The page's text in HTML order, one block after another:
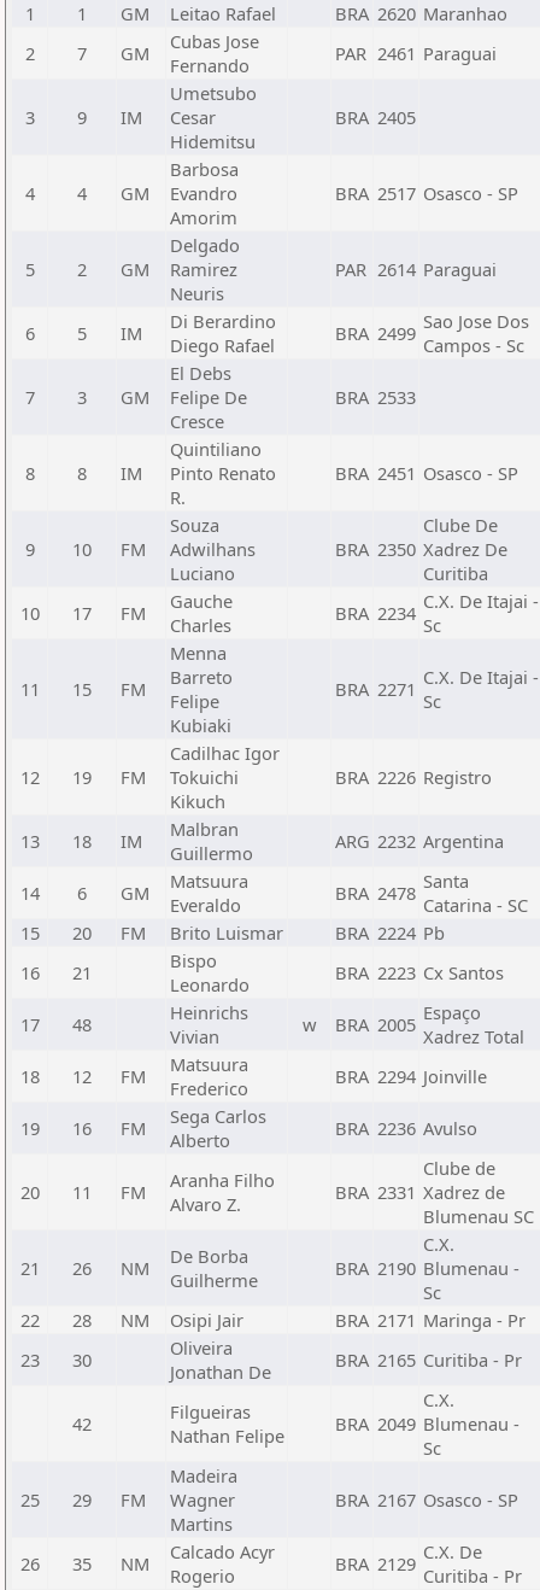
1
1 GM Leitao Rafael BRA 2620 Maranhao
2
7 GM
Cubas Jose
Fernando
PAR 2461 Paraguai
3 9 IM
Umetsubo
Cesar
Hidemitsu
BRA 2405
4 4 GM
Barbosa
Evandro
Amorim
BRA 2517 Osasco - SP
5 2 GM
Delgado
Ramirez
Neuris
PAR 2614 Paraguai
6 5 IM
Di Berardino
Diego Rafael
BRA 2499 Sao Jose Dos
Campos - Sc
7 3 GM
El Debs
Felipe De
Cresce
BRA 2533
8 8 IM
Quintiliano
Pinto Renato
R.
BRA 2451 Osasco - SP
9 10 FM
Souza
Adwilhans
Luciano
BRA 2350
Clube De
Xadrez De
Curitiba
10
17 FM
Gauche
Charles
BRA 2234 C.X. De Itajai -
Sc
11 15 FM
Menna
Barreto
Felipe
Kubiaki
BRA 2271 C.X. De Itajai -
Sc
12 19 FM
Cadilhac Igor
Tokuichi
Kikuch
BRA 2226 Registro
13 18 IM
Malbran
Guillermo
ARG 2232 Argentina
14 6 GM
Matsuura
Everaldo
BRA 2478 Santa
Catarina - SC
15
20 FM Brito Luismar BRA 2224 Pb
16
21
Bispo
Leonardo
BRA 2223 Cx Santos
17 48
Heinrichs
Vivian
w BRA 2005 Espaço
Xadrez Total
18
12 FM
Matsuura
Frederico
BRA 2294 Joinville
19 16 FM
Sega Carlos
Alberto
BRA 2236 Avulso
20 11 FM
Aranha Filho
Alvaro Z.
BRA 2331
Clube de
Xadrez de
Blumenau SC
21 26 NM
De Borba
Guilherme
BRA 2190
C.X.
Blumenau -
Sc
22
28 NM Osipi Jair BRA 2171 Maringa - Pr
23
30
Oliveira
Jonathan De
BRA 2165 Curitiba - Pr
42
Filgueiras
Nathan Felipe
BRA 2049
C.X.
Blumenau -
Sc
25 29 FM
Madeira
Wagner
Martins
BRA 2167 Osasco - SP
26 35 NM
Calcado Acyr
Rogerio
BRA 2129 C.X. De
Curitiba - Pr